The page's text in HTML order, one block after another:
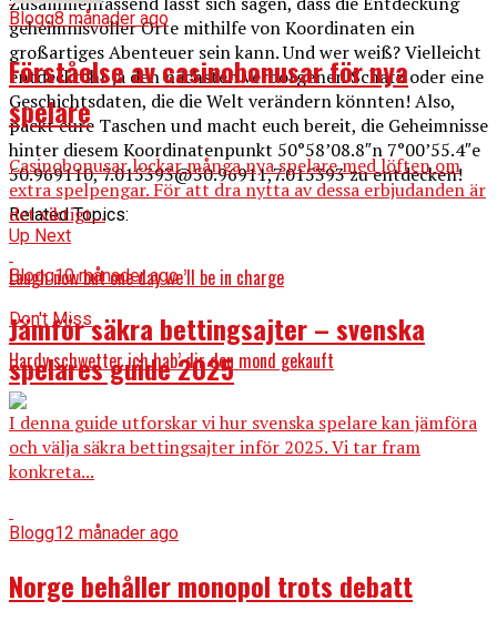
geheimnisvoller Orte mithilfe von Koordinaten ein
großartiges Abenteuer sein kann. Und wer weiß? Vielleicht
entdeckt ihr ja den nächsten verborgenen Schatz oder eine
Geschichtsdaten, die die Welt verändern könnten! Also,
packt eure Taschen und macht euch bereit, die Geheimnisse
hinter diesem Koordinatenpunkt 50°58’08.8″n 7°00’55.4″e
50.969110, 7.015393@50.96911,7.015393 zu entdecken!
Related Topics:
Up Next
Laugh now but one day we’ll be in charge
Don't Miss
Hardy schwetter ich hab’ dir den mond gekauft
Blogg8 månader ago
Förståelse av casinobonusar för nya
spelare
Casinobonusar lockar många nya spelare med löften om
extra spelpengar. För att dra nytta av dessa erbjudanden är
det viktigt...
Blogg10 månader ago
Jämför säkra bettingsajter – svenska
spelares guide 2025
I denna guide utforskar vi hur svenska spelare kan jämföra
och välja säkra bettingsajter inför 2025. Vi tar fram
konkreta...
Blogg12 månader ago
Norge behåller monopol trots debatt